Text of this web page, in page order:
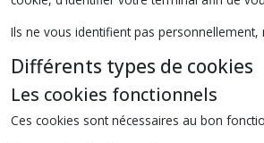
Ils ne vous identifient pas
Différents types de cookies
Les cookies fonctionnels
Ces cookies sont nécessaires au bon